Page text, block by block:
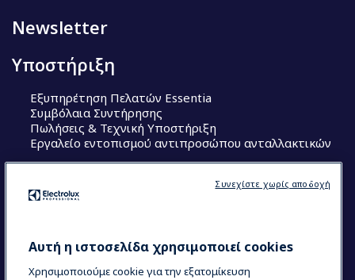
Newsletter
Υποστήριξη
Εξυπηρέτηση Πελατών Essentia
Συμβόλαια Συντήρησης
Πωλήσεις & Τεχνική Υποστήριξη
Εργαλείο εντοπισμού αντιπροσώπου ανταλλακτικών
Electrolux Professional Ακαδημία Chef
Αυτή η ιστοσελίδα χρησιμοποιεί cookies
Χρησιμοποιούμε cookie για την εξατομίκευση
Συνεχίστε χωρίς αποδοχή